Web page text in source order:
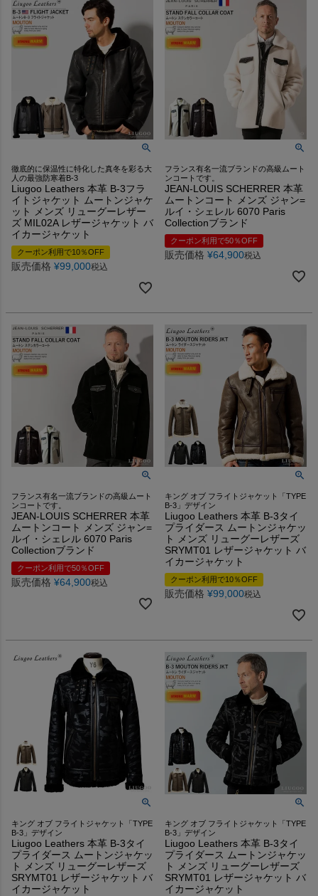
徹底的に保温性に特化した真冬を彩る大
人の最強防寒着B-3
Liugoo Leathers 本革 B-3フラ
イトジャケット ムートンジャケ
ット メンズ リューグーレザー
ズ MIL02A レザージャケット バ
イカージャケット
クーポン利用で10％OFF
販売価格 ¥99,000税込
フランス有名一流ブランドの高級ムート
ンコートです。
JEAN-LOUIS SCHERRER 本革
ムートンコート メンズ ジャン=
ルイ・シェレル 6070 Paris
Collectionブランド
クーポン利用で50％OFF
販売価格 ¥64,900税込
フランス有名一流ブランドの高級ムート
ンコートです。
JEAN-LOUIS SCHERRER 本革
ムートンコート メンズ ジャン=
ルイ・シェレル 6070 Paris
Collectionブランド
クーポン利用で50％OFF
販売価格 ¥64,900税込
キング オブ フライトジャケット「TYPE
B-3」デザイン
Liugoo Leathers 本革 B-3タイ
プライダース ムートンジャケッ
ト メンズ リューグーレザーズ
SRYMT01 レザージャケット バ
イカージャケット
クーポン利用で10％OFF
販売価格 ¥99,000税込
キング オブ フライトジャケット「TYPE
B-3」デザイン
Liugoo Leathers 本革 B-3タイ
プライダース ムートンジャケッ
ト メンズ リューグーレザーズ
SRYMT01 レザージャケット バ
イカージャケット
キング オブ フライトジャケット「TYPE
B-3」デザイン
Liugoo Leathers 本革 B-3タイ
プライダース ムートンジャケッ
ト メンズ リューグーレザーズ
SRYMT01 レザージャケット バ
イカージャケット